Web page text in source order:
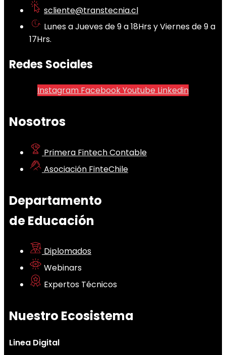
scliente@transtecnia.cl
Lunes a Jueves de 9 a 18Hrs y Viernes de 9 a
17Hrs.
Redes Sociales
Instagram FacebookYoutube Linkedin
Nosotros
Primera Fintech Contable
Asociación FinteChile
Departamento
de Educación
Diplomados
Webinars
Expertos Técnicos
Nuestro Ecosistema
Linea Digital